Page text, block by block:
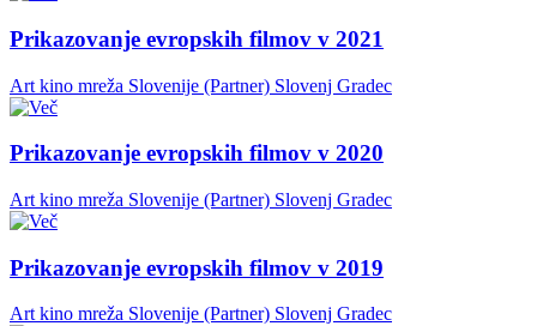
Prikazovanje evropskih filmov v 2021
Art kino mreža Slovenije (Partner) Slovenj Gradec
Prikazovanje evropskih filmov v 2020
Art kino mreža Slovenije (Partner) Slovenj Gradec
Prikazovanje evropskih filmov v 2019
Art kino mreža Slovenije (Partner) Slovenj Gradec